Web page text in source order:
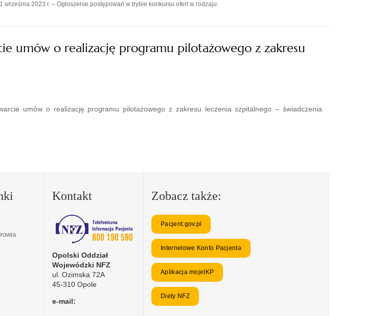
1 września 2023 r. – Ogłoszenie postępowań w trybie konkursu ofert w rodzaju:
umów o realizację programu pilotażowego z zakresu
umów o realizację programu pilotażowego z zakresu leczenia szpitalnego – świadczenia
Kontakt
Opolski Oddział
Wojewódzki NFZ
ul. Ozimska 72A
45-310 Opole
e-mail:
Zobacz także:
Pacjent.gov.pl
Internetowe Konto Pacjenta
Aplikacja mojeIKP
Diety NFZ